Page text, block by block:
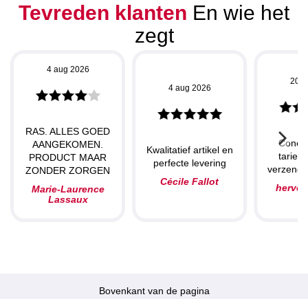
Tevreden klanten En wie het
zegt
4 aug 2026
RAS. ALLES GOED
AANGEKOMEN.
PRODUCT MAAR
ZONDER ZORGEN
Marie-Laurence
Lassaux
4 aug 2026
Kwalitatief artikel en
perfecte levering
Cécile Fallot
20
herve
Bovenkant van de pagina